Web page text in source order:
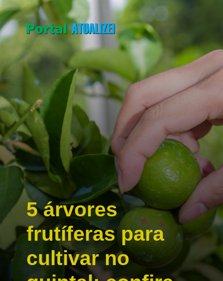
Opening
5 árvores
frutíferas para
cultivar no